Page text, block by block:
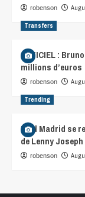
robenson
Transfers
OFFICIEL :
millions d’euros
robenson
Trending
Real Madrid se
de Lenny Joseph
robenson